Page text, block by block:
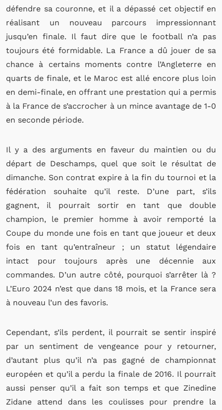
défendre sa couronne, et il a dépassé cet objectif en
réalisant un nouveau parcours impressionnant
jusqu’en finale. Il faut dire que le football n’a pas
toujours été formidable. La France a dû jouer de sa
chance à certains moments contre l’Angleterre en
quarts de finale, et le Maroc est allé encore plus loin
en demi-finale, en offrant une prestation qui a permis
à la France de s’accrocher à un mince avantage de 1-0
en seconde période.
Il y a des arguments en faveur du maintien ou du
départ de Deschamps, quel que soit le résultat de
dimanche. Son contrat expire à la fin du tournoi et la
fédération souhaite qu’il reste. D’une part, s’ils
gagnent, il pourrait sortir en tant que double
champion, le premier homme à avoir remporté la
Coupe du monde une fois en tant que joueur et deux
fois en tant qu’entraîneur ; un statut légendaire
intact pour toujours après une décennie aux
commandes. D’un autre côté, pourquoi s’arrêter là ?
L’Euro 2024 n’est que dans 18 mois, et la France sera
à nouveau l’un des favoris.
Cependant, s’ils perdent, il pourrait se sentir inspiré
par un sentiment de vengeance pour y retourner,
d’autant plus qu’il n’a pas gagné de championnat
européen et qu’il a perdu la finale de 2016. Il pourrait
aussi penser qu’il a fait son temps et que Zinedine
Zidane attend dans les coulisses pour prendre la